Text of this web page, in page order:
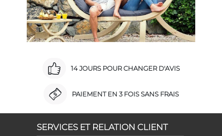
14 JOURS POUR CHANGER D'AVIS
PAIEMENT EN 3 FOIS SANS FRAIS
SERVICES ET RELATION CLIENT